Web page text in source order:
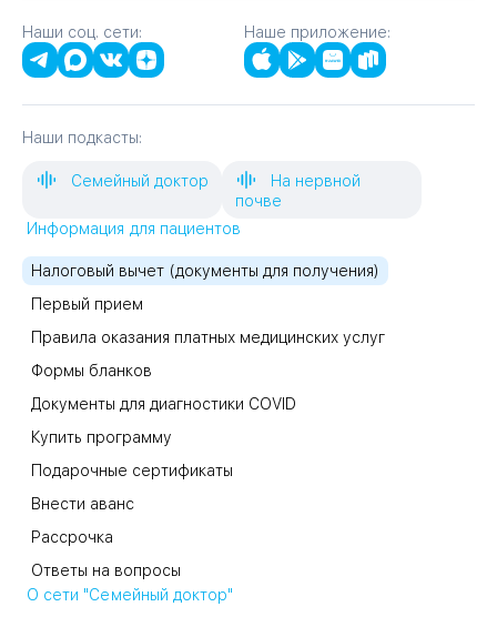
Наши соц. сети: Наше приложение:
Наши подкасты:
Семейный доктор
На нервной
почве
Информация для пациентов
Налоговый вычет (документы для получения)
Первый прием
Правила оказания платных медицинских услуг
Формы бланков
Документы для диагностики COVID
Купить программу
Подарочные сертификаты
Внести аванс
Рассрочка
Ответы на вопросы
О сети "Семейный доктор"